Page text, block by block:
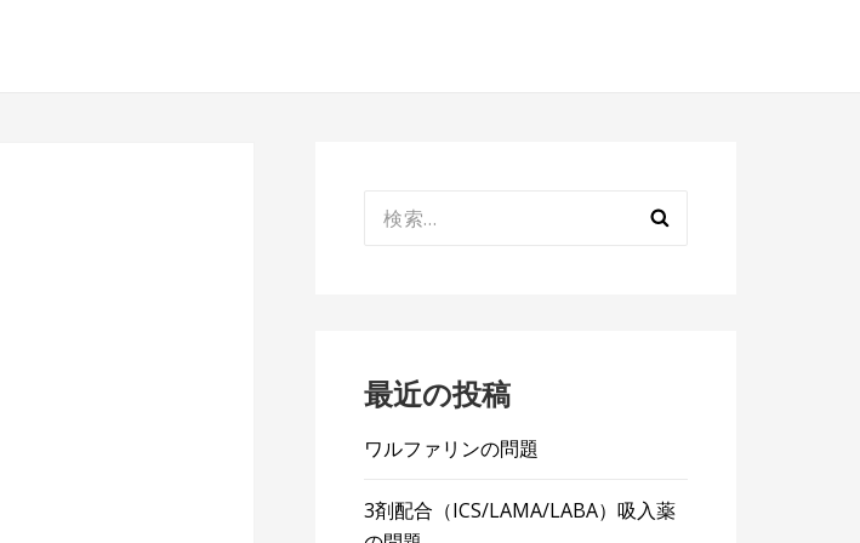
索:
最近の投稿
ワルファリンの問題
3剤配合（ICS/LAMA/LABA）吸入薬